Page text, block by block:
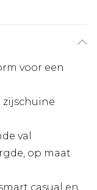
voor een
val
op maat
casual en